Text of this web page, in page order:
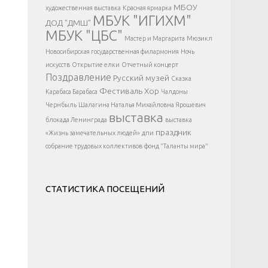
</div >
художественная выставка Красная ярмарка МБОУ
ДОД "ДМШ" МБУК "ИГИХМ"
МБУК "ЦБС" Мастер и Маргарита Мюзикл
Новосибирская государственная филармония Ночь
искусств Открытие елки Отчетный концерт
Поздравление Русский музей Сказка
Карабаса Барабаса ФестивальХор Чалдоны
Чернбыль Шалагина Наталья Михайловна Ярошевич
блокада Ленинграда выставка выставка
«Жизнь замечательных людей» дпи праздник
собрание трудовых коллективов фонд "Таланты мира"
СТАТИСТИКА ПОСЕЩЕНИЙ